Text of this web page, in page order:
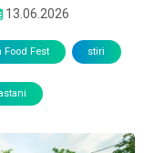
13.06.2026
Food Fest stiri